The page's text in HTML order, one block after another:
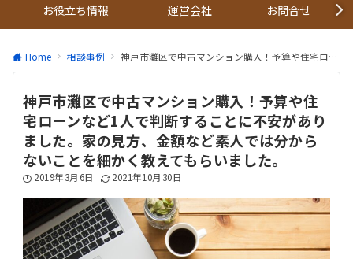
お役立ち情報 運営会社 お問合せ
Home 相談事例 神戸市灘区で中古マンション購入！予算や住宅ローンなど1人で判断することに不安がありました。家の見方、金額など素人では分からないことを細かく教えてもらいました。
神戸市灘区で中古マンション購入！予算や住
宅ローンなど1人で判断することに不安があり
ました。家の見方、金額など素人では分から
ないことを細かく教えてもらいました。
2019年3月6日 2021年10月30日